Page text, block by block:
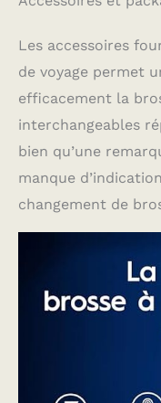
Les accessoires
de voyage permet
efficacement la
interchangeables
bien qu’une
manque
changement de